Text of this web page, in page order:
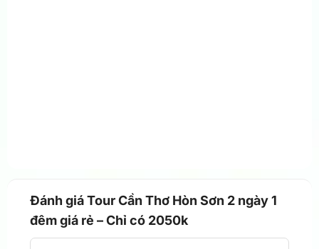
Đánh giá Tour Cần Thơ Hòn Sơn 2 ngày 1
đêm giá rẻ – Chỉ có 2050k